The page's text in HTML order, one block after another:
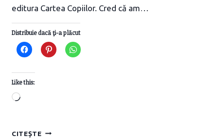
editura Cartea Copiilor. Cred că am…
Distribuie dacă ţi-a plăcut
Like this:
Loading…
CITEȘTEPOZNA